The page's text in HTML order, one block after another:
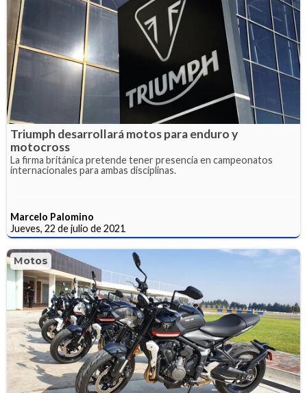
Triumph desarrollará motos para enduro y
motocross
La firma británica pretende tener presencia en campeonatos
internacionales para ambas disciplinas.
Marcelo Palomino
Jueves, 22 de julio de 2021
Motos